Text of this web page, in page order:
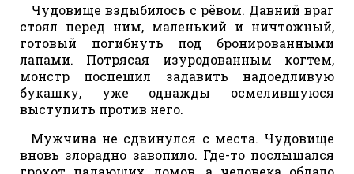
Чудовище вздыбилось с рёвом. Давний враг
стоял перед ним, маленький и ничтожный,
готовый погибнуть под бронированными
лапами. Потрясая изуродованным когтем,
монстр поспешил задавить надоедливую
букашку, уже однажды осмелившуюся
выступить против него.
Мужчина не сдвинулся с места. Чудовище
вновь злорадно завопило. Где-то послышался